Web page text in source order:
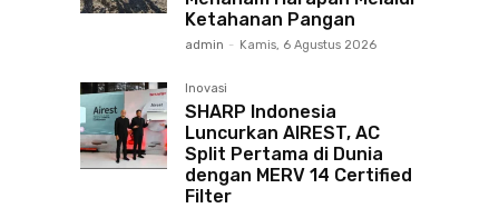
Ketahanan Pangan
admin - Kamis, 6 Agustus 2026
Inovasi
SHARP Indonesia
Luncurkan AIREST, AC
Split Pertama di Dunia
dengan MERV 14 Certified
Filter